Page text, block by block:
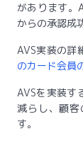
があります。
からの承認成
AVS実装の詳
のカード会員
AVSを実装す
減らし、顧
す。